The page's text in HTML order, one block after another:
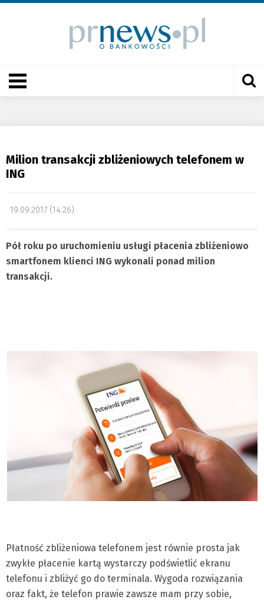
Milion transakcji zbliżeniowych telefonem w
ING
19.09.2017 (14:26)
Pół roku po uruchomieniu usługi płacenia zbliżeniowo
smartfonem klienci ING wykonali ponad milion
transakcji.
Płatność zbliżeniowa telefonem jest równie prosta jak
zwykłe płacenie kartą wystarczy podświetlić ekranu
telefonu i zbliżyć go do terminala. Wygoda rozwiązania
oraz fakt, że telefon prawie zawsze mam przy sobie,